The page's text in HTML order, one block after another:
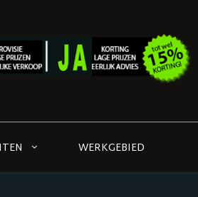
WERKGEBIED